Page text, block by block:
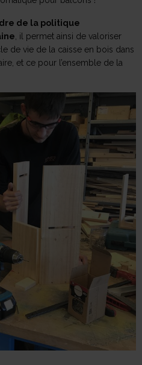
de la politique
, il permet ainsi de valoriser
de vie de la caisse en bois dans
et ce pour l’ensemble de la